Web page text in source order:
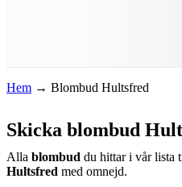
Hem → Blombud Hultsfred
Skicka blombud
Alla blombud du hittar i vår lista
Hultsfred med omnejd.